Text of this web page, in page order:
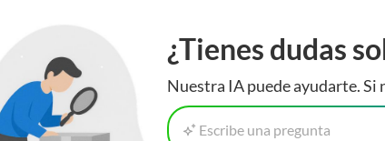
¿Tienes dudas
Nuestra IA puede ayudarte. Si
Escribe una pregunta